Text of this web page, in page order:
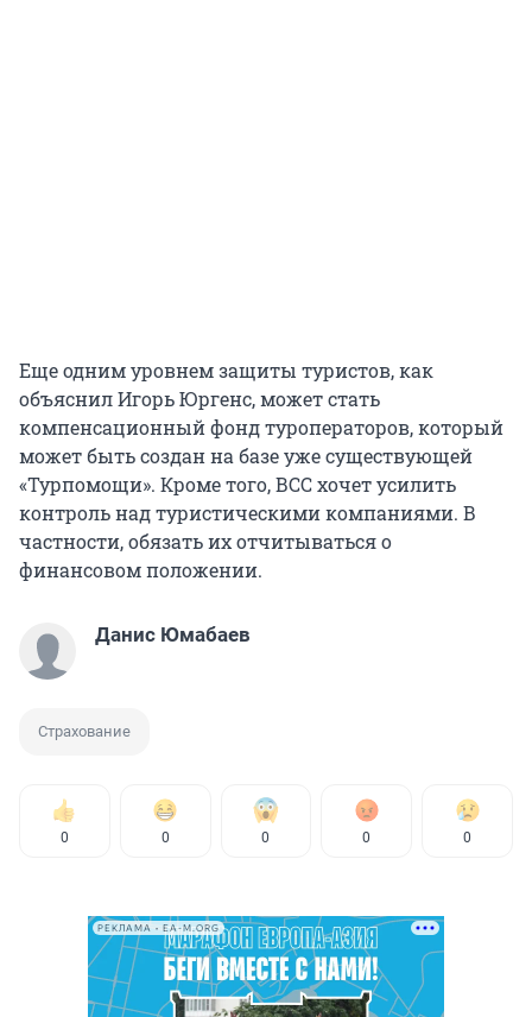
Еще одним уровнем защиты туристов, как
объяснил Игорь Юргенс, может стать
компенсационный фонд туроператоров, который
может быть создан на базе уже существующей
«Турпомощи». Кроме того, ВСС хочет усилить
контроль над туристическими компаниями. В
частности, обязать их отчитываться о
финансовом положении.
Данис Юмабаев
Страхование
0 0 0 0 0
РЕКЛАМА • EA-M.ORG